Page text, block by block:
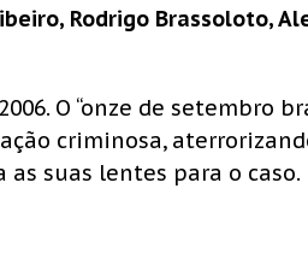
Rodrigo Brassoloto,
O “onze de setembro
criminosa,
suas lentes para o caso.